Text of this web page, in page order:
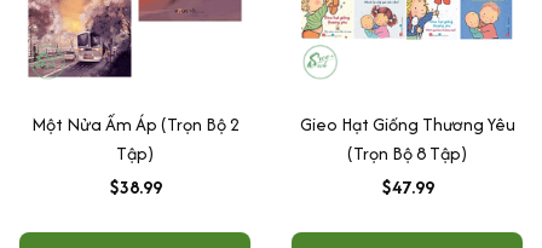
Một Nửa Ấm Áp (Trọn Bộ 2
Tập)
$38.99
Gieo Hạt Giống Thương Yêu
(Trọn Bộ 8 Tập)
$47.99